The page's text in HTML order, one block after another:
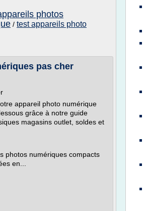
photos
/ test appareils photo
pas cher
appareil photo numérique
grâce à notre guide
magasins outlet, soldes et
photos numériques compacts
en...